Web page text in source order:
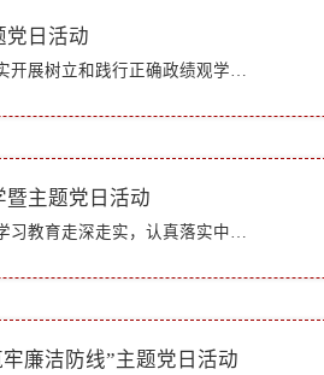
党日活动
为深入推进党性教育走深走实，扎实开展树立和践行正确政绩观学习教育，引导师生党员锤炼过硬作风、强化责任担当，5月22日，地理与旅游学院教师党支部、学生党支部与学生工作处党支部赴山东原山艰苦创业纪念馆联合...
主题党日活动
为深入推进树立和践行正确政绩观学习教育走深走实，认真落实中共山东省委老干部局开展“丹心向党·桑榆生辉”主题党日活动部署，坚持党性教育常态化长效化，近日，离退休工作处、离退休干部党委组织全体离退休干...
廉洁防线”主题党日活动